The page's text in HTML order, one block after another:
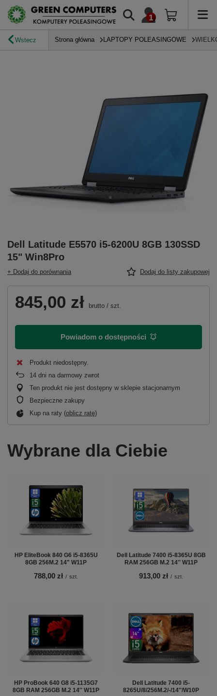
Wstecz Strona główna LAPTOPY POLEASINGOWE
Dell Latitude E5570 i5-6200U 8GB 130SSD
15" Win8Pro
+ Dodaj do porównania Dodaj do listy zakupowej
845,00 zł brutto / szt.
Powiadom o dostępności
Produkt niedostępny
14 dni na darmowy zwrot
Ten produkt nie jest dostępny w sklepie stacjonarnym
Bezpieczne zakupy
Kup na raty (oblicz ratę)
Wybrane dla Ciebie
HP EliteBook 840 G6 i5-8365U
8GB 256M.2 14" W11P
788,00 zł / szt.
Dell Latitude 7400 i5-8365U 8GB
RAM 256GB M.2 14'' W11P
913,00 zł / szt.
HP ProBook 640 G8 i5-1135G7
8GB RAM 256GB M.2 14'' W11P
Dell Latitude 7400 i5-
8265U/8/256M.2/-/14''/W10P